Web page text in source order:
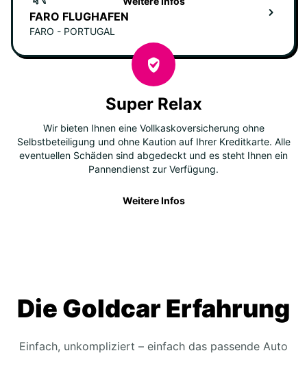
FARO FLUGHAFEN
FARO - PORTUGAL
Super Relax
Wir bieten Ihnen eine Vollkaskoversicherung ohne
Selbstbeteiligung und ohne Kaution auf Ihrer Kreditkarte. Alle
eventuellen Schäden sind abgedeckt und es steht Ihnen ein
Pannendienst zur Verfügung.
Weitere Infos
Die Goldcar Erfahrung
Einfach, unkompliziert – einfach das passende Auto